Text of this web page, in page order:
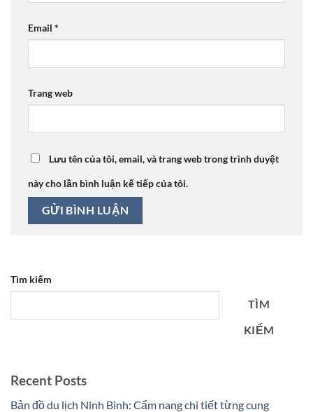
Email *
Trang web
Lưu tên của tôi, email, và trang web trong trình duyệt
này cho lần bình luận kế tiếp của tôi.
Tìm kiếm
TÌM
KIẾM
Recent Posts
Bản đồ du lịch Ninh Bình: Cẩm nang chi tiết từng cung